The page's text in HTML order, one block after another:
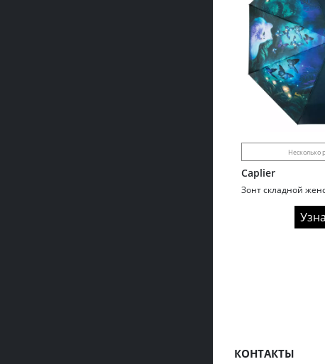
Несколько
Caplier
КОНТАКТЫ